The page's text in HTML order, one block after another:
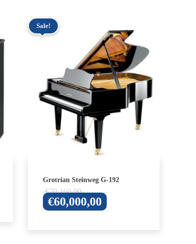
Sale!
Grotrian Steinweg G-192
€70,160,00 Oorspronkelijke
prijs
€60,000,00 Huidige